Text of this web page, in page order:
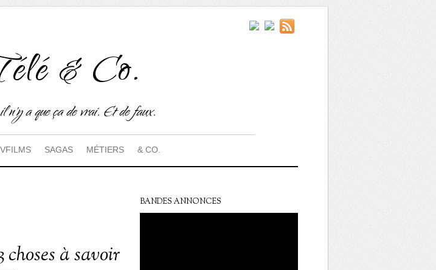
& Co.
n'y a que ça de vrai. Et de faux.
SAGAS MÉTIERS & CO.
à savoir
BANDES ANNONCES